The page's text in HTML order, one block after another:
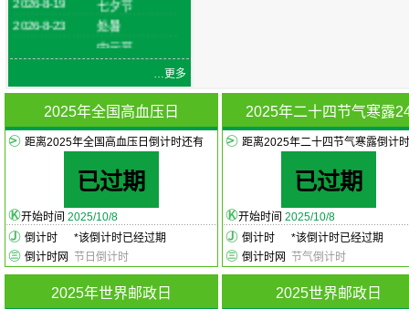
处暑
中元节
…更多
2025年全国高血压日
距离2025年全国高血压日倒计时还有
已过期
开始时间 2025/10/8
倒计时
*该倒计时已经过期
倒计时网
节日倒计时
2025年二十四节气寒露
距离2025年二十四节气寒露倒计
已过期
开始时间 2025/10/8
倒计时
*该倒计时已经过期
倒计时网
节气倒计时
2025年世界邮政日 2025世界邮政日